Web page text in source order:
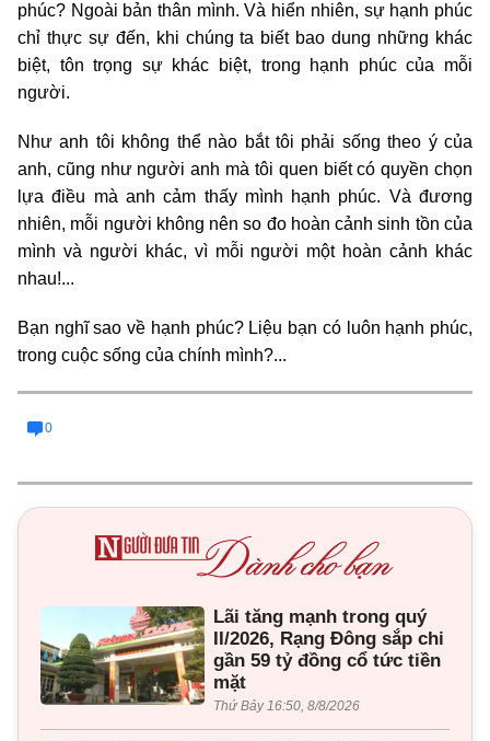
phúc? Ngoài bản thân mình. Và hiển nhiên, sự hạnh phúc
chỉ thực sự đến, khi chúng ta biết bao dung những khác
biệt, tôn trọng sự khác biệt, trong hạnh phúc của mỗi
người.
Như anh tôi không thể nào bắt tôi phải sống theo ý của
anh, cũng như người anh mà tôi quen biết có quyền chọn
lựa điều mà anh cảm thấy mình hạnh phúc. Và đương
nhiên, mỗi người không nên so đo hoàn cảnh sinh tồn của
mình và người khác, vì mỗi người một hoàn cảnh khác
nhau!...
Bạn nghĩ sao về hạnh phúc? Liệu bạn có luôn hạnh phúc,
trong cuộc sống của chính mình?...
0
Lãi tăng mạnh trong quý
II/2026, Rạng Đông sắp chi
gần 59 tỷ đồng cổ tức tiền
mặt
Thứ Bảy 16:50, 8/8/2026